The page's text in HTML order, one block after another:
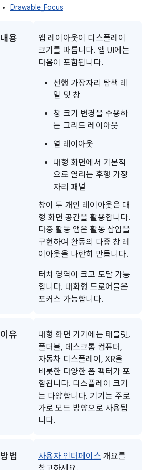
Drawable_Focus
내용
앱 레이아웃이 디스플레이
크기를 따릅니다. 앱 UI에는
다음이 포함됩니다.
선행 가장자리 탐색 레
일 및 창
창 크기 변경을 수용하
는 그리드 레이아웃
열 레이아웃
대형 화면에서 기본적
으로 열리는 후행 가장
자리 패널
창이 두 개인 레이아웃은 대
형 화면 공간을 활용합니다.
다중 활동 앱은 활동 삽입을
구현하여 활동의 다중 창 레
이아웃을 나란히 만듭니다.
터치 영역이 크고 도달 가능
합니다. 대화형 드로어블은
포커스 가능합니다.
이유
대형 화면 기기에는 태블릿,
폴더블, 데스크톱 컴퓨터,
자동차 디스플레이, XR을
비롯한 다양한 폼 팩터가 포
함됩니다. 디스플레이 크기
는 다양합니다. 기기는 주로
가로 모드 방향으로 사용됩
니다.
방법 사용자 인터페이스 개요를